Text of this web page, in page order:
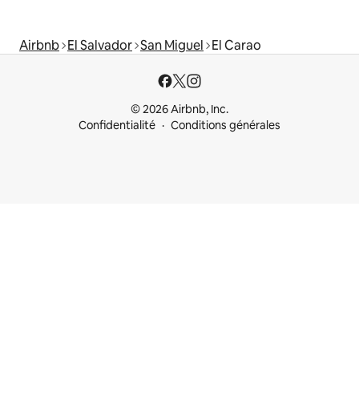
Airbnb El Salvador San Miguel El Carao
© 2026 Airbnb, Inc.
Confidentialité
Conditions générales